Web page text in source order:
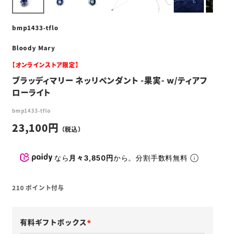
bmp1433-tflo
Bloody Mary
【オンラインストア限定】
ブラッディマリー ネッリペンダント -果実- w/ティアフ
ローライト
bmp1433-tflo
23,100
なら 月々3,850円から。分割手数料無料
210 ポイント付与
有料ギフトボックス